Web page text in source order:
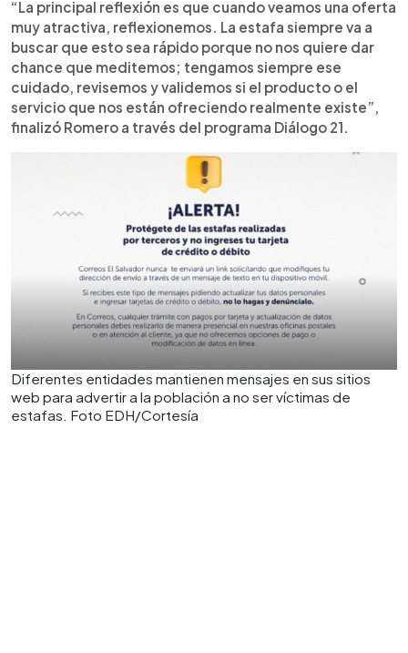
“La principal reflexión es que cuando veamos una oferta
muy atractiva, reflexionemos. La estafa siempre va a
buscar que esto sea rápido porque no nos quiere dar
chance que meditemos; tengamos siempre ese
cuidado, revisemos y validemos si el producto o el
servicio que nos están ofreciendo realmente existe”,
finalizó Romero a través del programa Diálogo 21.
Diferentes entidades mantienen mensajes en sus sitios
web para advertir a la población a no ser víctimas de
estafas. Foto EDH/Cortesía